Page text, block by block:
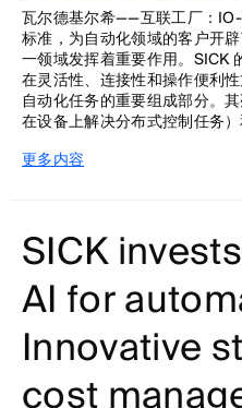
瓦尔德基尔希——互联工厂：
标准，为自动化领域的客户开
一领域发挥着重要作用。
在灵活性、连接性和操作便利
自动化任务的重要组成部分。
在设备上解决分布式控制任务
更多内容
SICK
AI for
Innovative